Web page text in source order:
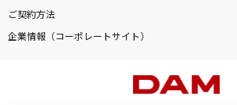
ご契約方法
企業情報（コーポレートサイト）